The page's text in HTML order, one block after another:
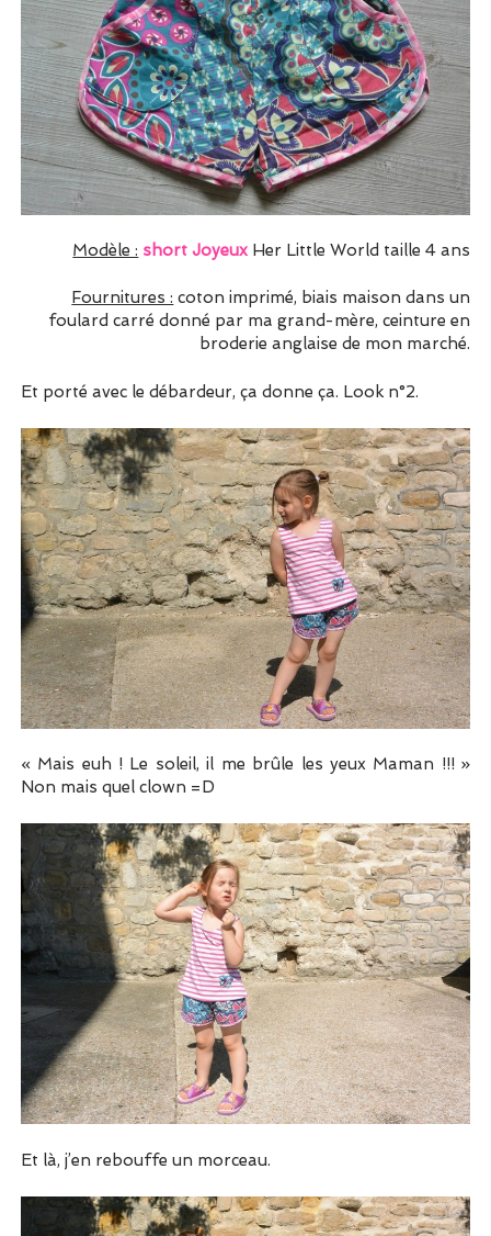
Modèle : short Joyeux Her Little World taille 4 ans
Fournitures : coton imprimé, biais maison dans un
foulard carré donné par ma grand-mère, ceinture en
broderie anglaise de mon marché.
Et porté avec le débardeur, ça donne ça. Look n°2.
« Mais euh ! Le soleil, il me brûle les yeux Maman !!! »
Non mais quel clown =D
Et là, j’en rebouffe un morceau.